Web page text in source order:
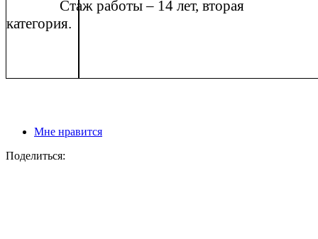
Стаж работы – 14 лет, вторая
категория.
Мне нравится
Поделиться: